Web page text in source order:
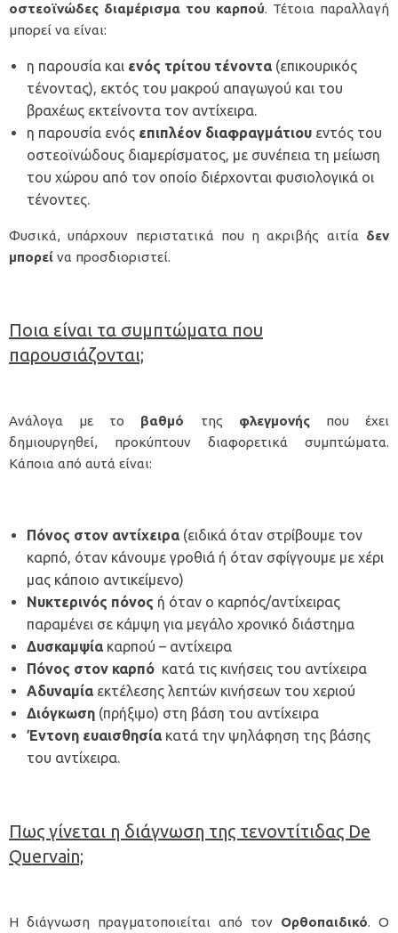
οστεοϊνώδες διαμέρισμα του καρπού. Τέτοια παραλλαγή
μπορεί να είναι:
η παρουσία και ενός τρίτου τένοντα(επικουρικός
τένοντας), εκτός του μακρού απαγωγού και του
βραχέως εκτείνοντα τον αντίχειρα.
η παρουσία ενός επιπλέον διαφραγμάτιου εντός του
οστεοϊνώδους διαμερίσματος, με συνέπεια τη μείωση
του χώρου από τον οποίο διέρχονται φυσιολογικά οι
τένοντες.
Φυσικά, υπάρχουν περιστατικά που η ακριβής αιτία δεν
μπορεί να προσδιοριστεί.
Ποια είναι τα συμπτώματα που
παρουσιάζονται;
Ανάλογα με το βαθμό της φλεγμονήςπου έχει
δημιουργηθεί, προκύπτουν διαφορετικά συμπτώματα.
Κάποια από αυτά είναι:
Πόνος στον αντίχειρα(ειδικά όταν στρίβουμε τον
καρπό, όταν κάνουμε γροθιά ή όταν σφίγγουμε με χέρι
μας κάποιο αντικείμενο)
Νυκτερινός πόνος ή όταν ο καρπός/αντίχειρας
παραμένει σε κάμψη για μεγάλο χρονικό διάστημα
Δυσκαμψίακαρπού – αντίχειρα
Πόνος στον καρπό κατά τις κινήσεις του αντίχειρα
Αδυναμίαεκτέλεσης λεπτών κινήσεων του χεριού
Διόγκωση (πρήξιμο) στη βάση του αντίχειρα
Έντονη ευαισθησίακατά την ψηλάφηση της βάσης
του αντίχειρα.
Πως γίνεται η διάγνωση της τενοντίτιδας De
Quervain;
H διάγνωση πραγματοποιείται από τον Ορθοπαιδικό. Ο